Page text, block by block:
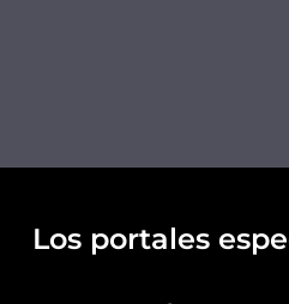
Los portales